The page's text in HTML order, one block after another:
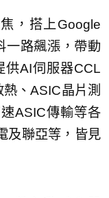
，搭上Google
一路飆漲，帶動
供AI伺服器CCL
、ASIC晶片測
ASIC傳輸等各
及聯亞等，皆見